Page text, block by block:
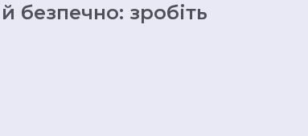
безпечно: зробіть